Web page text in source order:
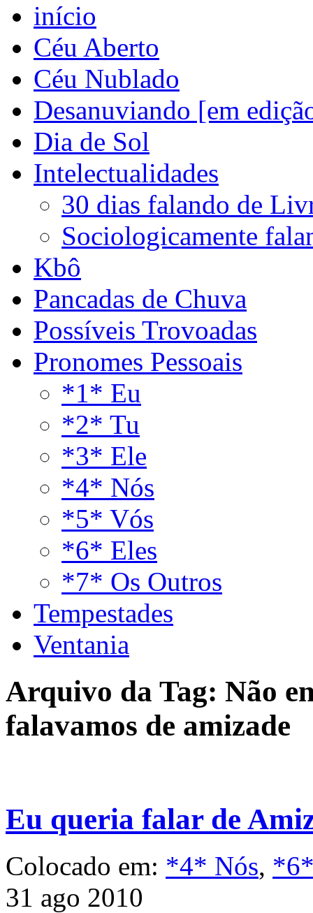
início
Céu Aberto
Céu Nublado
Desanuviando [em
Dia de Sol
Intelectualidades
30 dias falando de
Sociologicamente
Kbô
Pancadas de Chuva
Possíveis Trovoadas
Pronomes Pessoais
*1* Eu
*2* Tu
*3* Ele
*4* Nós
*5* Vós
*6* Eles
*7* Os Outros
Tempestades
Ventania
Arquivo da Tag: Não
falavamos de amizade
Eu queria falar de
Colocado em: *4* Nós,
31 ago 2010